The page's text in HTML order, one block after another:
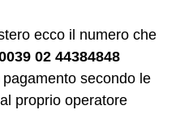
ecco il numero che
02 44384848
secondo le
proprio operatore